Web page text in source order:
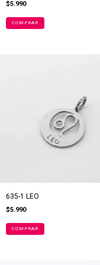
$5.990
635-1 LEO
$5.990